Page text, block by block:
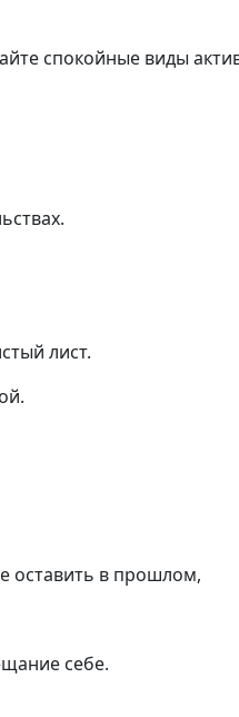
спокойные виды
лист.
оставить в прошлом,
себе.